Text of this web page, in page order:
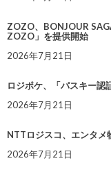
ZOZO、BONJOUR
ZOZO」を提供開始
2026年7月21日
ロジポケ、「パスキー認
2026年7月21日
NTTロジスコ、エンタ
2026年7月21日